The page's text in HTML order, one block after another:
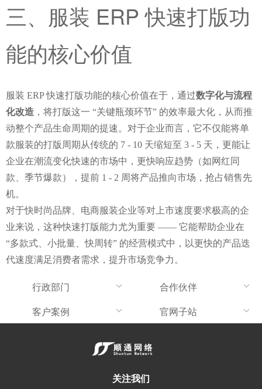
三、服装 ERP 快速打版功
能的核心价值
服装 ERP 快速打版功能的核心价值在于，通过数字化与流程
化改造 ，将打版这一 “关键瓶颈环节” 的效率最大化，从而推
动整个产品生命周期的提速。对于企业而言，它不仅能将单
款服装的打版周期从传统的 7 - 10 天缩短至 3 - 5 天，更能让
企业在潮流变化快速的市场中，更快响应趋势（如网红同
款、季节爆款），提前 1 - 2 周将产品推向市场，抢占销售先
机。
对于快时尚品牌、电商服装企业等对上市速度要求极高的企
业来说，这种快速打版能力尤为重要 —— 它能帮助企业在
“多款式、小批量、快周转” 的经营模式中，以更快的产品迭
代速度满足消费者需求，提升市场竞争力。
行政部门
合作伙伴
客户案例
官网子站
关注我们